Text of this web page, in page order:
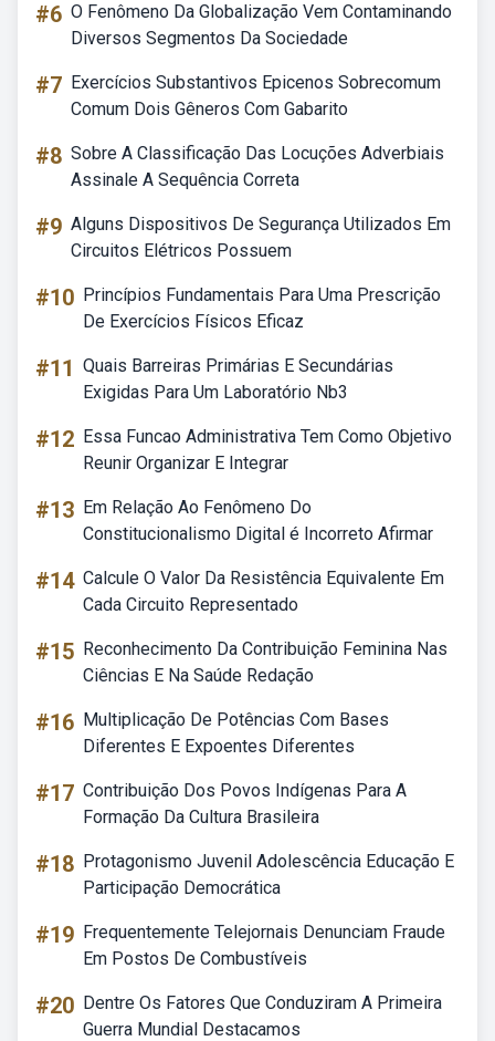
#6 O Fenômeno Da Globalização Vem Contaminando
Diversos Segmentos Da Sociedade
#7 Exercícios Substantivos Epicenos Sobrecomum
Comum Dois Gêneros Com Gabarito
#8 Sobre A Classificação Das Locuções Adverbiais
Assinale A Sequência Correta
#9 Alguns Dispositivos De Segurança Utilizados Em
Circuitos Elétricos Possuem
#10 Princípios Fundamentais Para Uma Prescrição
De Exercícios Físicos Eficaz
#11 Quais Barreiras Primárias E Secundárias
Exigidas Para Um Laboratório Nb3
#12 Essa Funcao Administrativa Tem Como Objetivo
Reunir Organizar E Integrar
#13 Em Relação Ao Fenômeno Do
Constitucionalismo Digital é Incorreto Afirmar
#14 Calcule O Valor Da Resistência Equivalente Em
Cada Circuito Representado
#15 Reconhecimento Da Contribuição Feminina Nas
Ciências E Na Saúde Redação
#16 Multiplicação De Potências Com Bases
Diferentes E Expoentes Diferentes
#17 Contribuição Dos Povos Indígenas Para A
Formação Da Cultura Brasileira
#18 Protagonismo Juvenil Adolescência Educação E
Participação Democrática
#19 Frequentemente Telejornais Denunciam Fraude
Em Postos De Combustíveis
#20 Dentre Os Fatores Que Conduziram A Primeira
Guerra Mundial Destacamos